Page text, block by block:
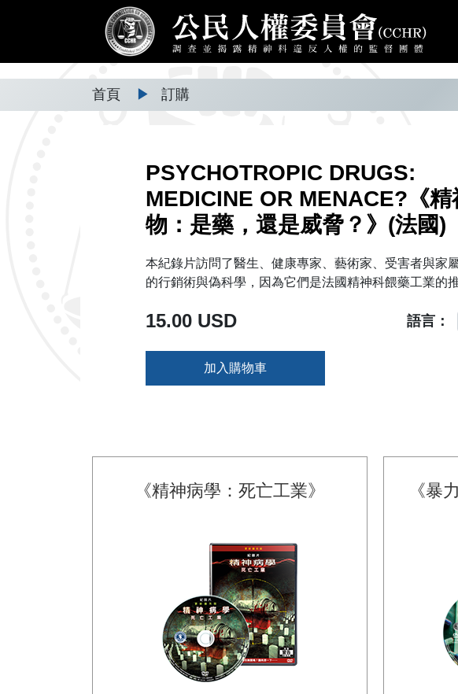
首頁 ▶ 訂購
PSYCHOTROPIC DRUGS:
MEDICINE OR MENACE?《精
物：是藥，還是威脅？》 (法國)
本紀錄片訪問了醫生、健康專家、藝術家、受害者與家
的行銷術與偽科學，因為它們是法國精神科餵藥工業的推
15.00 USD 語言：
加入購物車
《精神病學：死亡工業》
《暴